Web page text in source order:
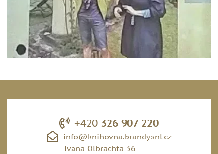
+420 326 907 220
info@knihovna.brandysnl.cz
Ivana Olbrachta 36